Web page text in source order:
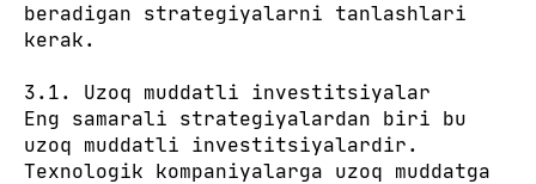
beradigan strategiyalarni tanlashlari
kerak.
3.1. Uzoq muddatli investitsiyalar
Eng samarali strategiyalardan biri bu
uzoq muddatli investitsiyalardir.
Texnologik kompaniyalarga uzoq muddatga